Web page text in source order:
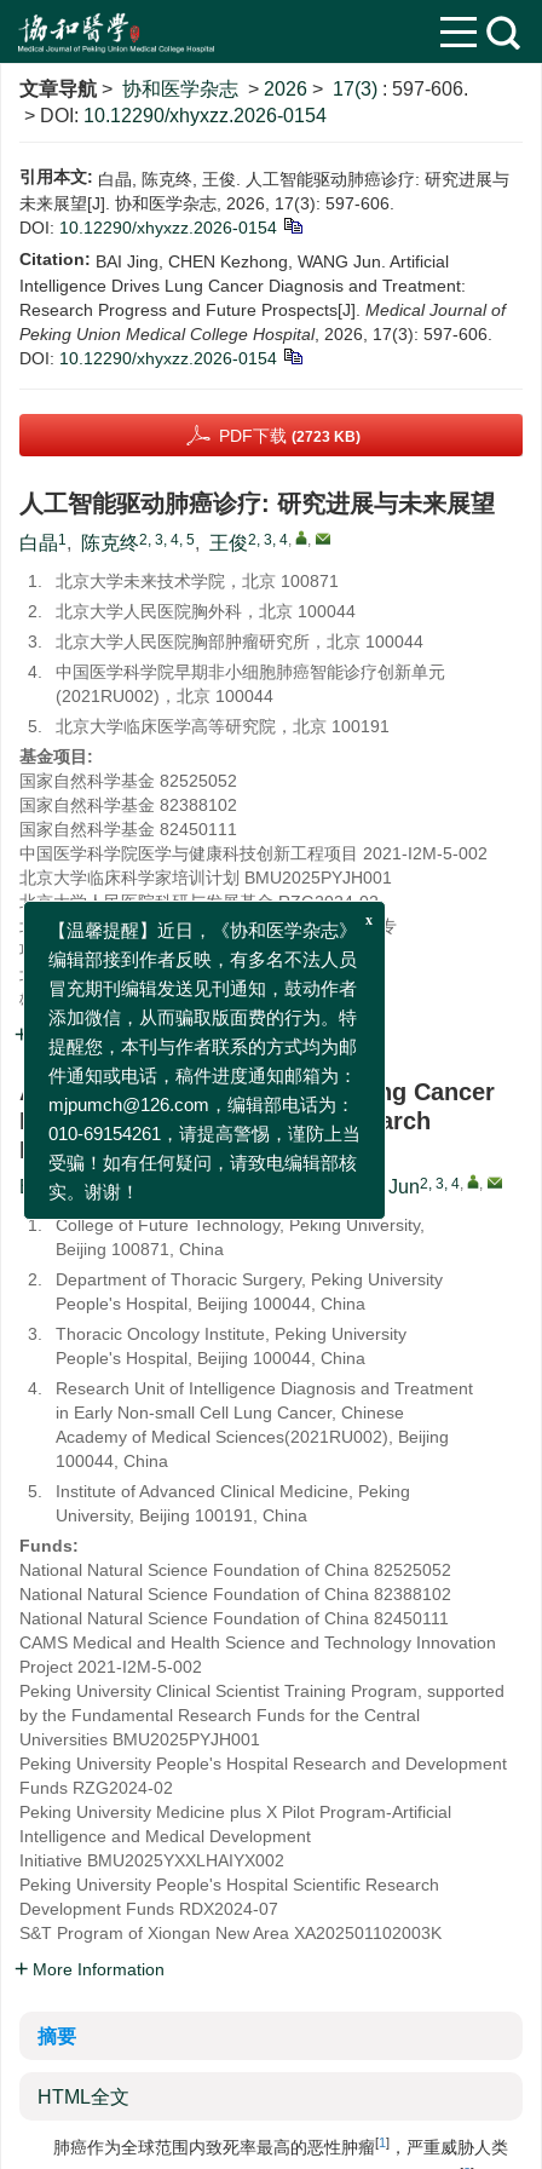
文章导航 > 协和医学杂志 > 2026 > 17(3) : 597-606.
> DOI: 10.12290/xhyxzz.2026-0154
引用本文: 白晶, 陈克终, 王俊. 人工智能驱动肺癌诊疗: 研究进展与
未来展望[J]. 协和医学杂志, 2026, 17(3): 597-606.
DOI: 10.12290/xhyxzz.2026-0154
Citation: BAI Jing, CHEN Kezhong, WANG Jun. Artificial
Intelligence Drives Lung Cancer Diagnosis and Treatment:
Research Progress and Future Prospects[J]. Medical Journal of
Peking Union Medical College Hospital, 2026, 17(3): 597-606.
DOI: 10.12290/xhyxzz.2026-0154
PDF下载 (2723 KB)
人工智能驱动肺癌诊疗: 研究进展与未来展望
白晶1, 陈克终2, 3, 4, 5, 王俊2, 3, 4, ,
1.
北京大学未来技术学院，北京 100871
2.
北京大学人民医院胸外科，北京 100044
3.
北京大学人民医院胸部肿瘤研究所，北京 100044
4.
中国医学科学院早期非小细胞肺癌智能诊疗创新单元
(2021RU002)，北京 100044
5.
北京大学临床医学高等研究院，北京 100191
基金项目:
国家自然科学基金 82525052
国家自然科学基金 82388102
国家自然科学基金 82450111
中国医学科学院医学与健康科技创新工程项目 2021-I2M-5-002
北京大学临床科学家培训计划 BMU2025PYJH001
北京大学人民医院科研与发展基金 RZG2024-02
北京大学“医学+X”先导计划-人工智能与医学发展专
项
BMU2025YXXLHAIYX002
北京大学人民医院科研发展基金
RDX2024-07
雄安新区科技计划项目 XA202501102003K
详细信息
Artificial Intelligence Drives Lung Cancer
Diagnosis and Treatment: Research
Progress and Future Prospects
BAI Jing1, CHEN Kezhong WANG Jun2, 3, 4, ,
1.
College of Future Technology, Peking University,
Beijing 100871, China
2.
Department of Thoracic Surgery, Peking University
People's Hospital, Beijing 100044, China
3.
Thoracic Oncology Institute, Peking University
People's Hospital, Beijing 100044, China
4.
Research Unit of Intelligence Diagnosis and Treatment
in Early Non-small Cell Lung Cancer, Chinese
Academy of Medical Sciences(2021RU002), Beijing
100044, China
5.
Institute of Advanced Clinical Medicine, Peking
University, Beijing 100191, China
Funds:
National Natural Science Foundation of China 82525052
National Natural Science Foundation of China 82388102
National Natural Science Foundation of China 82450111
CAMS Medical and Health Science and Technology Innovation
Project 2021-I2M-5-002
Peking University Clinical Scientist Training Program, supported
by the Fundamental Research Funds for the Central
Universities BMU2025PYJH001
Peking University People's Hospital Research and Development
Funds RZG2024-02
Peking University Medicine plus X Pilot Program-Artificial
Intelligence and Medical Development
Initiative BMU2025YXXLHAIYX002
Peking University People's Hospital Scientific Research
Development Funds RDX2024-07
S&T Program of Xiongan New Area XA202501102003K
More Information
摘要
HTML全文
肺癌作为全球范围内致死率最高的恶性肿瘤[1] ，严重威胁人类
【温馨提醒】近日，《协和医学杂志》
编辑部接到作者反映，有多名不法人员
冒充期刊编辑发送见刊通知，鼓动作者
添加微信，从而骗取版面费的行为。特
提醒您，本刊与作者联系的方式均为邮
件通知或电话，稿件进度通知邮箱为：
mjpumch@126.com，编辑部电话为：
010-69154261，请提高警惕，谨防上当
受骗！如有任何疑问，请致电编辑部核
实。谢谢！